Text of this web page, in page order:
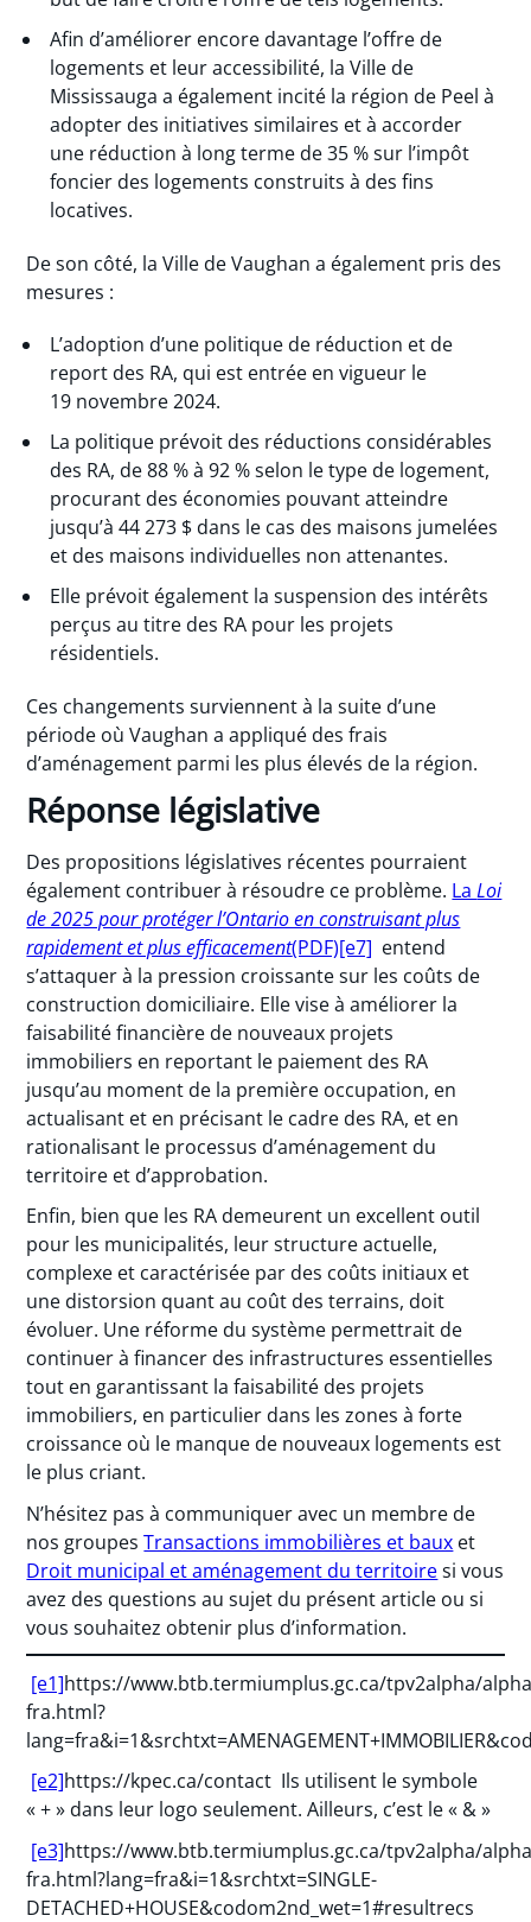
Afin d’améliorer encore davantage l’offre de
logements et leur accessibilité, la Ville de
Mississauga a également incité la région de Peel à
adopter des initiatives similaires et à accorder
une réduction à long terme de 35 % sur l’impôt
foncier des logements construits à des fins
locatives.
De son côté, la Ville de Vaughan a également pris des
mesures :
L’adoption d’une politique de réduction et de
report des RA, qui est entrée en vigueur le
19 novembre 2024.
La politique prévoit des réductions considérables
des RA, de 88 % à 92 % selon le type de logement,
procurant des économies pouvant atteindre
jusqu’à 44 273 $ dans le cas des maisons jumelées
et des maisons individuelles non attenantes.
Elle prévoit également la suspension des intérêts
perçus au titre des RA pour les projets
résidentiels.
Ces changements surviennent à la suite d’une
période où Vaughan a appliqué des frais
d’aménagement parmi les plus élevés de la région.
Réponse législative
Des propositions législatives récentes pourraient
également contribuer à résoudre ce problème. LaLoi
de 2025 pour protéger l’Ontario en construisant plus
rapidement et plus efficacement(PDF)[e7] entend
s’attaquer à la pression croissante sur les coûts de
construction domiciliaire. Elle vise à améliorer la
faisabilité financière de nouveaux projets
immobiliers en reportant le paiement des RA
jusqu’au moment de la première occupation, en
actualisant et en précisant le cadre des RA, et en
rationalisant le processus d’aménagement du
territoire et d’approbation.
Enfin, bien que les RA demeurent un excellent outil
pour les municipalités, leur structure actuelle,
complexe et caractérisée par des coûts initiaux et
une distorsion quant au coût des terrains, doit
évoluer. Une réforme du système permettrait de
continuer à financer des infrastructures essentielles
tout en garantissant la faisabilité des projets
immobiliers, en particulier dans les zones à forte
croissance où le manque de nouveaux logements est
le plus criant.
N’hésitez pas à communiquer avec un membre de
nos groupesTransactions immobilières et baux et
Droit municipal et aménagement du territoiresi vous
avez des questions au sujet du présent article ou si
vous souhaitez obtenir plus d’information.
[e1]https://www.btb.termiumplus.gc.ca/tpv2alpha/
fra.html?
[e2]https://kpec.ca/contact Ils utilisent le symbole
« + » dans leur logo seulement. Ailleurs, c’est le « & »
[e3]https://www.btb.termiumplus.gc.ca/tpv2alpha/
fra.html?lang=fra&i=1&srchtxt=SINGLE-
DETACHED+HOUSE&codom2nd_wet=1#resultrecs